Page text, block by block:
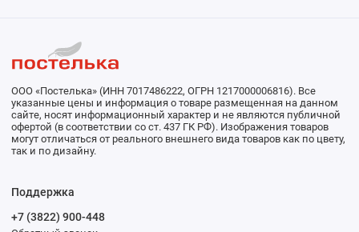
ООО «Постелька» (ИНН 7017486222, ОГРН 1217000006816). Все
указанные цены и информация о товаре размещенная на данном
сайте, носят информационный характер и не являются публичной
офертой (в соответствии со ст. 437 ГК РФ). Изображения товаров
могут отличаться от реального внешнего вида товаров как по цвету,
так и по дизайну.
Поддержка
+7 (3822) 900-448